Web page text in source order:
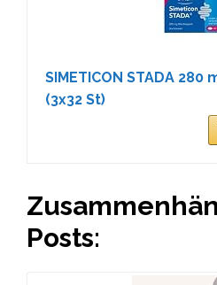
SIMETICON STADA
(3x32 St)
Posts: